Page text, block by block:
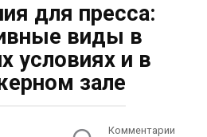
для пресса:
виды в
условиях и в
зале
Комментарии